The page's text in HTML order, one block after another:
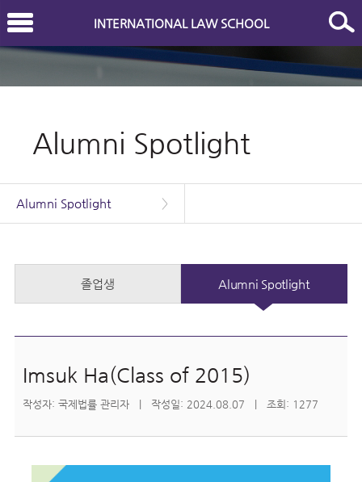
INTERNATIONAL LAW SCHOOL
Alumni Spotlight
Alumni Spotlight >
졸업생 Alumni Spotlight
Imsuk Ha(Class of 2015)
작성자: 국제법률 관리자 | 작성일: 2024.08.07 | 조회: 1277